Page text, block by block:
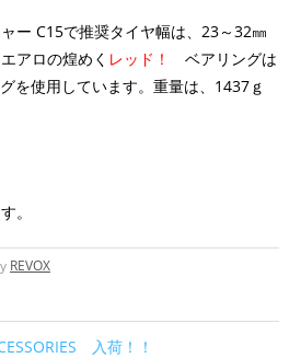
ー C15で推奨タイヤ幅は、23～32㎜
アロの煌めく レッド！
ベアリングは
を使用しています。重量は、1437ｇ
。
REVOX
入荷！！